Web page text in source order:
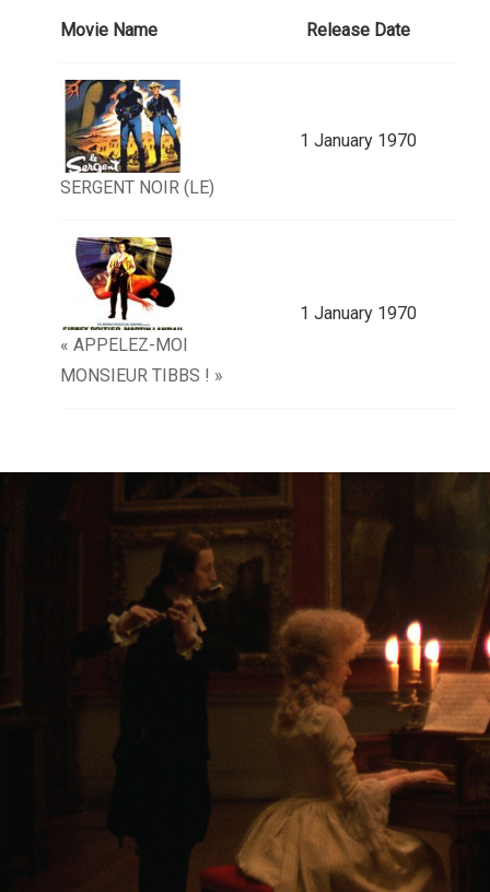
Movie Name Release Date
SERGENT NOIR (LE)
1 January 1970
« APPELEZ-MOI
MONSIEUR TIBBS ! »
1 January 1970